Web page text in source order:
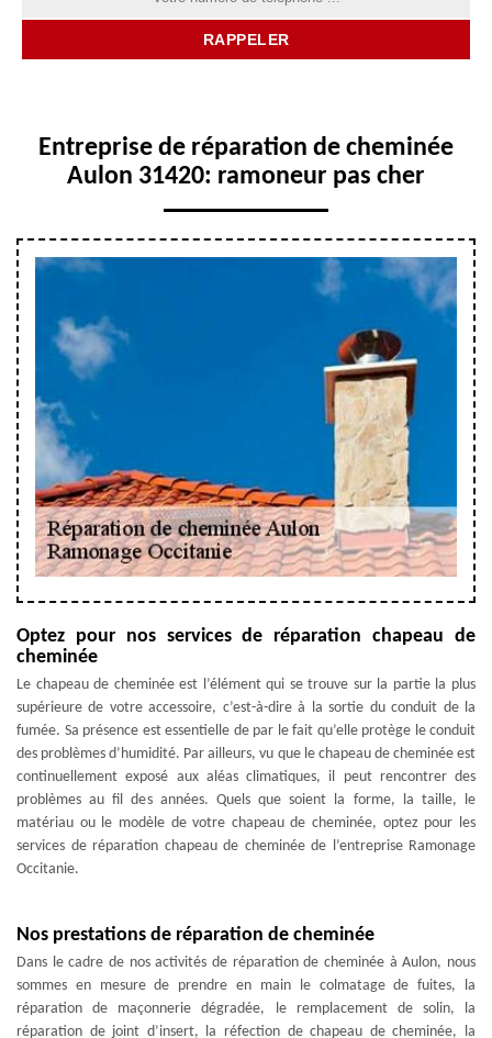
Entreprise de réparation de cheminée
Aulon 31420: ramoneur pas cher
Optez pour nos services de réparation chapeau de
cheminée
Le chapeau de cheminée est l’élément qui se trouve sur la partie la plus
supérieure de votre accessoire, c’est-à-dire à la sortie du conduit de la
fumée. Sa présence est essentielle de par le fait qu’elle protège le conduit
des problèmes d’humidité. Par ailleurs, vu que le chapeau de cheminée est
continuellement exposé aux aléas climatiques, il peut rencontrer des
problèmes au fil des années. Quels que soient la forme, la taille, le
matériau ou le modèle de votre chapeau de cheminée, optez pour les
services de réparation chapeau de cheminée de l’entreprise Ramonage
Occitanie.
Nos prestations de réparation de cheminée
Dans le cadre de nos activités de réparation de cheminée à Aulon, nous
sommes en mesure de prendre en main le colmatage de fuites, la
réparation de maçonnerie dégradée, le remplacement de solin, la
réparation de joint d’insert, la réfection de chapeau de cheminée, la